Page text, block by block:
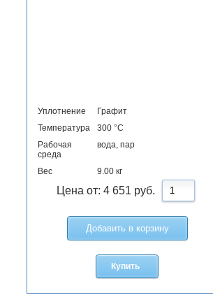
Уплотнение
Графит
Температура
300 °С
Рабочая
среда
вода, пар
Вес 9.00 кг
Цена от:4 651 руб.
Добавить в корзину
Купить